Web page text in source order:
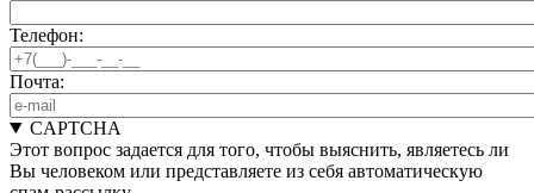
Телефон:
Почта:
CAPTCHA
Этот вопрос задается для того, чтобы выяснить, являетесь ли
Вы человеком или представляете из себя автоматическую